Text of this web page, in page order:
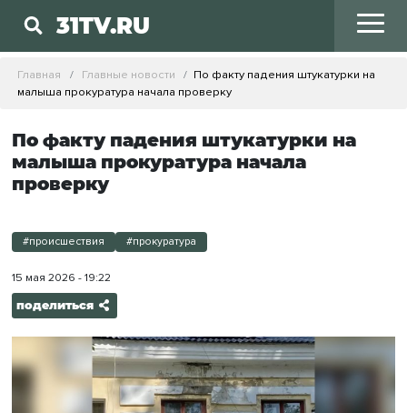
31TV.RU
Главная Главные новости
По факту падения штукатурки на
малыша прокуратура начала проверку
По факту падения штукатурки на
малыша прокуратура начала
проверку
#происшествия #прокуратура
15 мая 2026 - 19:22
поделиться